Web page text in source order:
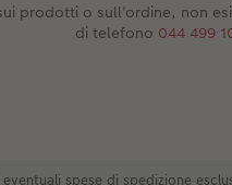
prodotti o sull'ordine, non
di telefono 044 499
spese di spedizione